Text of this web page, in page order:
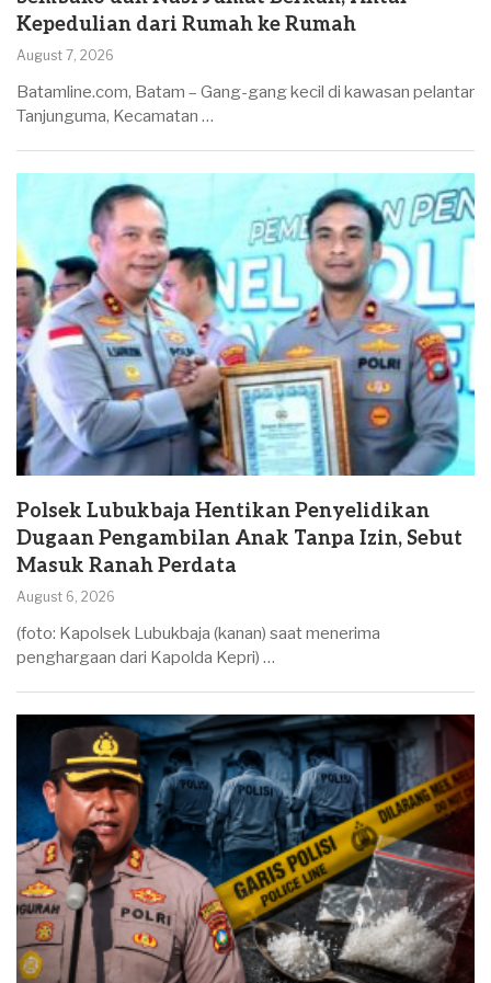
Kepedulian dari Rumah ke Rumah
August 7, 2026
Batamline.com, Batam – Gang-gang kecil di kawasan pelantar
Tanjunguma, Kecamatan …
Polsek Lubukbaja Hentikan Penyelidikan
Dugaan Pengambilan Anak Tanpa Izin, Sebut
Masuk Ranah Perdata
August 6, 2026
(foto: Kapolsek Lubukbaja (kanan) saat menerima
penghargaan dari Kapolda Kepri) …